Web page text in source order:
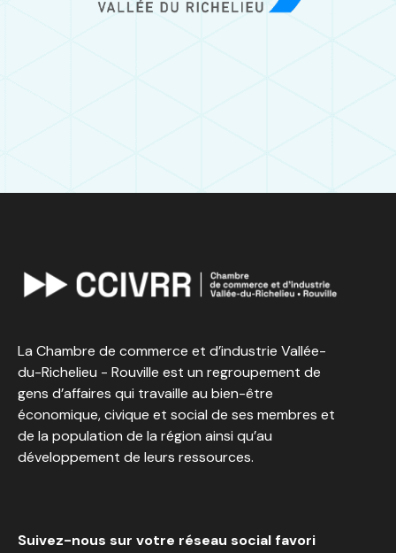
La Chambre de commerce et d’industrie Vallée-
du-Richelieu - Rouville est un regroupement de
gens d’affaires qui travaille au bien-être
économique, civique et social de ses membres et
de la population de la région ainsi qu’au
développement de leurs ressources.
Suivez-nous sur votre réseau social favori